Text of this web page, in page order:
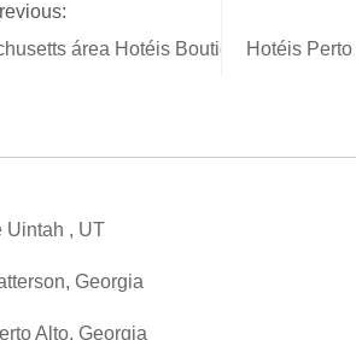
área Hotéis BoutiqueHotéis
Uintah , UT
Georgia
Alto, Georgia